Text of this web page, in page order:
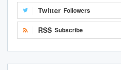
Twitter Followers
RSS Subscribe